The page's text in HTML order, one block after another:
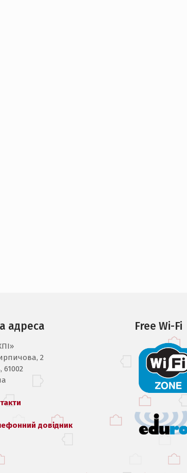
адреса
2
61002
довідник
Free Wi-Fi